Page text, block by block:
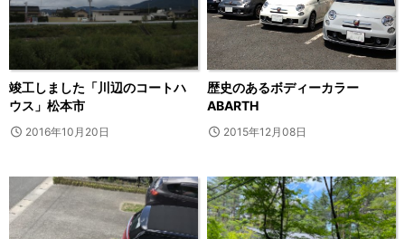
竣工しました「川辺のコートハ
ウス」松本市
2016年10月20日
歴史のあるボディーカラー
ABARTH
2015年12月08日